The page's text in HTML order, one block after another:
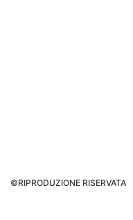
©RIPRODUZIONE RISERVATA